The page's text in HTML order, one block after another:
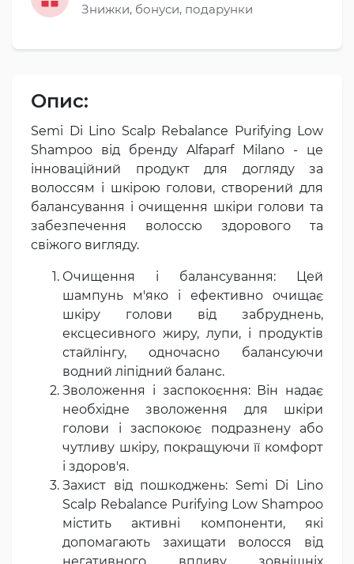
Знижки, бонуси, подарунки
Опис:
Semi Di Lino Scalp Rebalance Purifying Low
Shampoo від бренду Alfaparf Milano - це
інноваційний продукт для догляду за
волоссям і шкірою голови, створений для
балансування і очищення шкіри голови та
забезпечення волоссю здорового та
свіжого вигляду.
Очищення і балансування: Цей
шампунь м'яко і ефективно очищає
шкіру голови від забруднень,
ексцесивного жиру, лупи, і продуктів
стайлінгу, одночасно балансуючи
водний ліпідний баланс.
Зволоження і заспокоєння: Він надає
необхідне зволоження для шкіри
голови і заспокоює подразнену або
чутливу шкіру, покращуючи її комфорт
і здоров'я.
Захист від пошкоджень: Semi Di Lino
Scalp Rebalance Purifying Low Shampoo
містить активні компоненти, які
допомагають захищати волосся від
негативного впливу зовнішніх